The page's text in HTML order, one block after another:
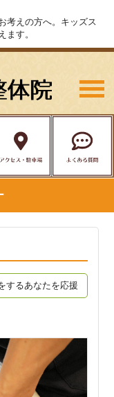
考えの方へ。キッズス
ます。
するあなたを応援